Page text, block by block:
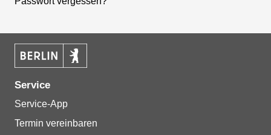
Service
Service-App
Termin vereinbaren